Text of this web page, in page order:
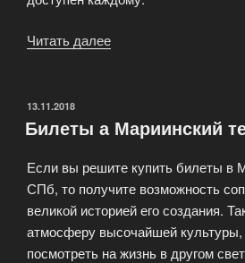
Читать далее
прост
доступен
каждому.»
ОПУБЛИКОВАНО
13.11.2018
Билеты а Мариинский
Если вы решите купить билеты в
СПб, то получите возможность
великой историей его создания.
атмосферу высочайшей культуры,
посмотреть на жизнь в другом